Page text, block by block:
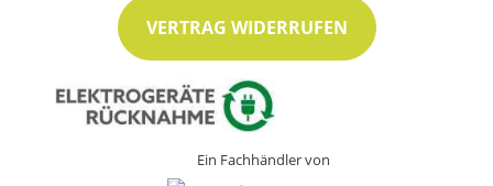
VERTRAG WIDERRUFEN
Ein Fachhändler von